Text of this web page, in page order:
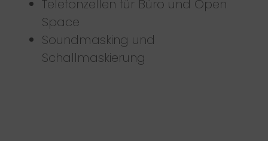
Telefonzellen für Büro und Open
Space
Soundmasking und
Schallmaskierung